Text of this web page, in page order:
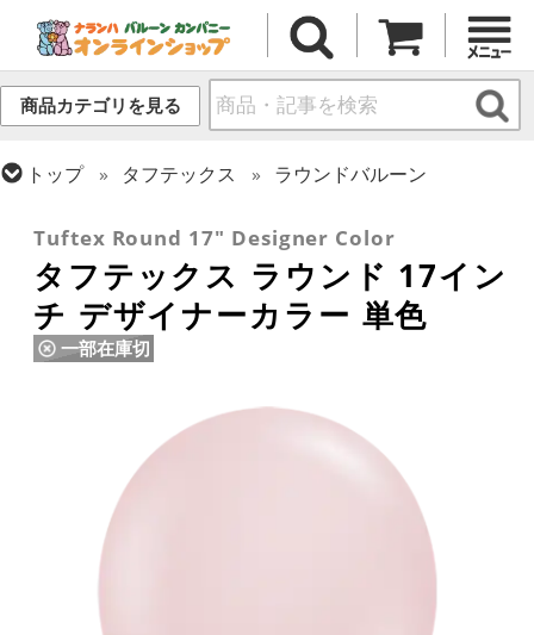
商品カテゴリを見る
トップ タフテックス
ラウンドバルーン
Tuftex Round 17" Designer Color
タフテックス ラウンド 17イン
チ デザイナーカラー 単色
一部在庫切